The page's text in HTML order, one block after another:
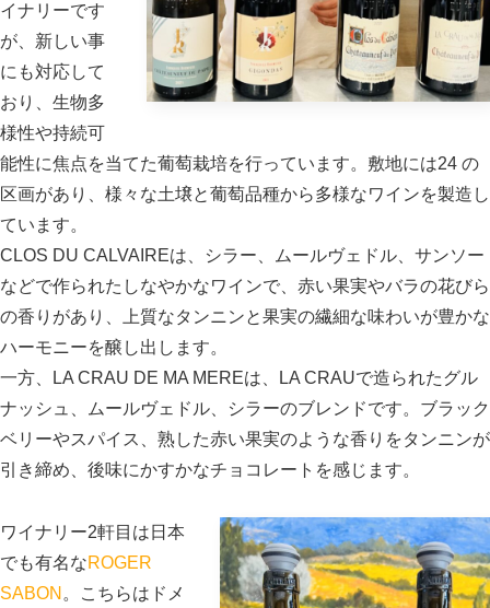
イナリーです
が、新しい事
にも対応して
おり、生物多
様性や持続可
能性に焦点を当てた葡萄栽培を行っています。敷地には24 の
区画があり、様々な土壌と葡萄品種から多様なワインを製造し
ています。
CLOS DU CALVAIREは、シラー、ムールヴェドル、サンソー
などで作られたしなやかなワインで、赤い果実やバラの花びら
の香りがあり、上質なタンニンと果実の繊細な味わいが豊かな
ハーモニーを醸し出します。
一方、LA CRAU DE MA MEREは、LA CRAUで造られたグル
ナッシュ、ムールヴェドル、シラーのブレンドです。ブラック
ベリーやスパイス、熟した赤い果実のような香りをタンニンが
引き締め、後味にかすかなチョコレートを感じます。
ワイナリー2軒目は日本
でも有名なROGER
SABON 。こちらはドメ